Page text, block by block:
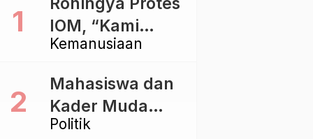
Kemanusiaan
IOM, “Kami
dibiarkan Mati
Politik
Mahasiswa dan
Kader Muda
Ramaikan Forum